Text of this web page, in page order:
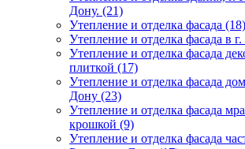
Дону. (21)
Утепление и отделка фасада (18)
Утепление и отделка фасада в
Утепление и отделка фасада
плиткой (17)
Утепление и отделка фасада
Дону (23)
Утепление и отделка фасада
крошкой (9)
Утепление и отделка фасада